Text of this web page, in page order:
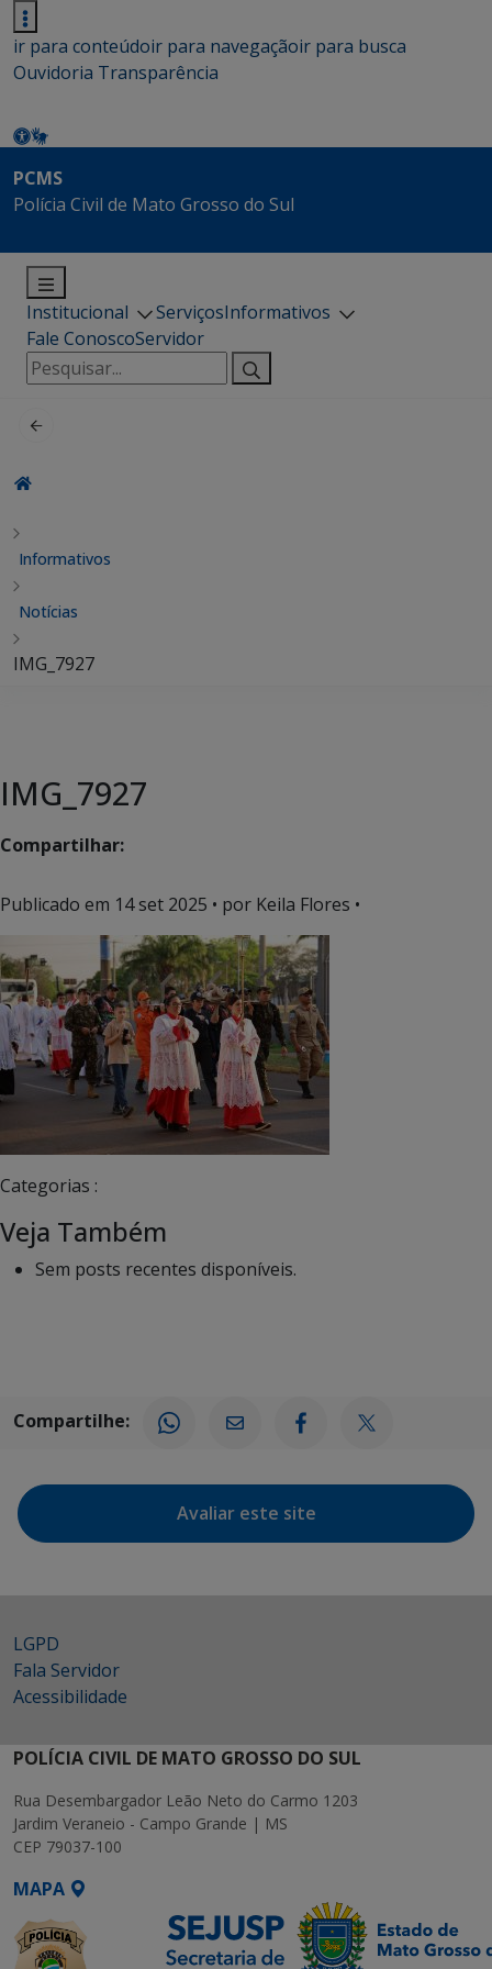
ir para conteúdoir para navegaçãoir para busca
Ouvidoria Transparência
PCMS
Polícia Civil de Mato Grosso do Sul
Institucional ServiçosInformativos
Fale ConoscoServidor
Pesquisar
por:
Informativos
Notícias
IMG_7927
IMG_7927
Compartilhar:
Publicado em 14 set 2025 • por Keila Flores •
Categorias :
Veja Também
Sem posts recentes disponíveis.
Compartilhe:
Avaliar este site
LGPD
Fala Servidor
Acessibilidade
POLÍCIA CIVIL DE MATO GROSSO DO SUL
Rua Desembargador Leão Neto do Carmo 1203
Jardim Veraneio - Campo Grande | MS
CEP 79037-100
MAPA